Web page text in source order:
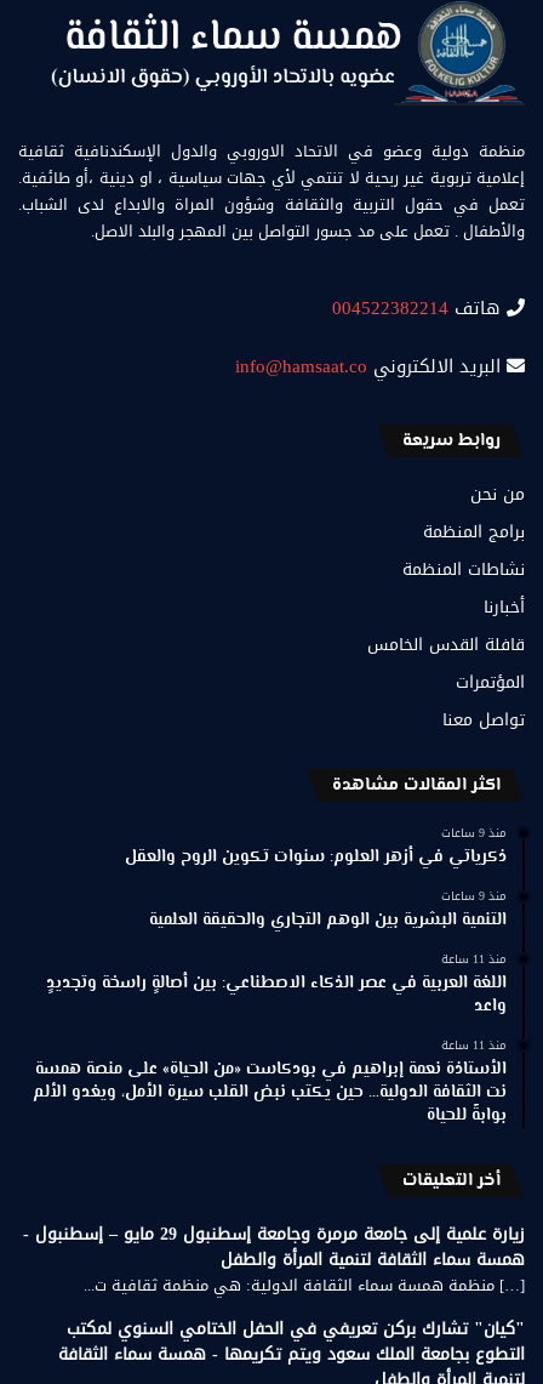
منظمة دولية وعضو في الاتحاد الاوروبي والدول الإسكندنافية ثقافية
إعلامية تربوية غير ربحية لا تنتمي لأي جهات سياسية ، او دينية ،أو طائفية.
تعمل في حقول التربية والثقافة وشؤون المراة والابداع لدى الشباب.
والأطفال . تعمل على مد جسور التواصل بين المهجر والبلد الاصل.
هاتف 004522382214
البريد الالكتروني info@hamsaat.co
روابط سريعة
من نحن
برامج المنظمة
نشاطات المنظمة
أخبارنا
قافلة القدس الخامس
المؤتمرات
تواصل معنا
اكثر المقالات مشاهدة
منذ 9 ساعات
ذكرياتي في أزهر العلوم: سنوات تكوين الروح والعقل
منذ 9 ساعات
التنمية البشرية بين الوهم التجاري والحقيقة العلمية
منذ 11 ساعة
اللغة العربية في عصر الذكاء الاصطناعي: بين أصالةٍ راسخة وتجديدٍ
واعد
منذ 11 ساعة
الأستاذة نعمة إبراهيم في بودكاست «من الحياة» على منصة همسة
نت الثقافة الدولية… حين يكتب نبض القلب سيرة الأمل، ويغدو الألم
بوابةً للحياة
أخر التعليقات
زيارة علمية إلى جامعة مرمرة وجامعة إسطنبول 29 مايو – إسطنبول -
همسة سماء الثقافة لتنمية المرأة والطفل
[…] منظمة همسة سماء الثقافة الدولية: هي منظمة ثقافية ت...
"كيان" تشارك بركن تعريفي في الحفل الختامي السنوي لمكتب
التطوع بجامعة الملك سعود ويتم تكريمها - همسة سماء الثقافة